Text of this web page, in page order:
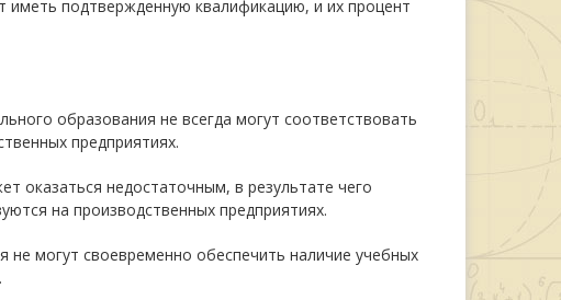
иметь подтвержденную квалификацию, и их процент
образования не всегда могут соответствовать
предприятиях.
оказаться недостаточным, в результате чего
на производственных предприятиях.
не могут своевременно обеспечить наличие учебных